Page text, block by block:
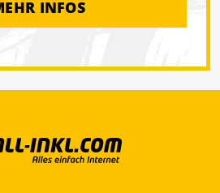
INFOS